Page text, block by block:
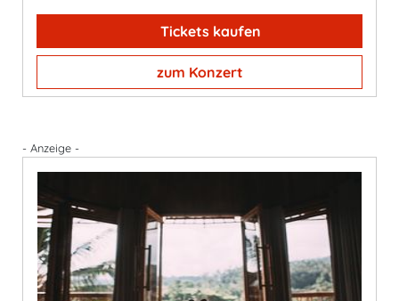
Tickets kaufen
zum Konzert
- Anzeige -